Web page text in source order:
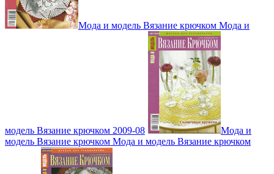
Мода и модель Вязание крючком Мода и
модель Вязание крючком 2009-08
Мода и
модель Вязание крючком Мода и модель Вязание крючком